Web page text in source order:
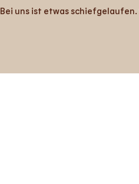
Bei uns ist etwas schiefgelaufen.